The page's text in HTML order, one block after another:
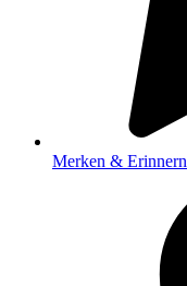
Merken & Erinnern